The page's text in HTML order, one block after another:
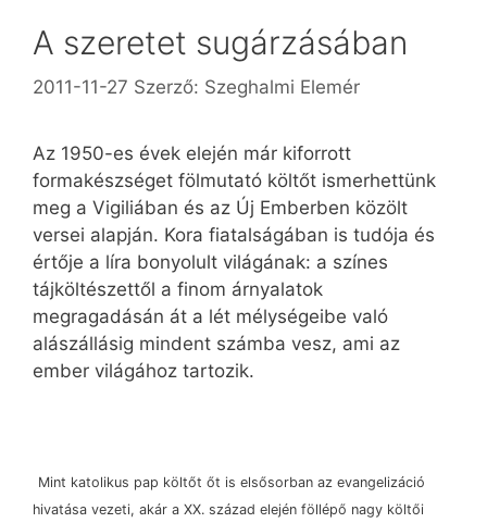
A szeretet sugárzásában
2011-11-27 Szerző: Szeghalmi Elemér
Az 1950-es évek elején már kiforrott
formakészséget fölmutató költőt ismerhettünk
meg a Vigiliában és az Új Emberben közölt
versei alapján. Kora fiatalságában is tudója és
értője a líra bonyolult világának: a színes
tájköltészettől a finom árnyalatok
megragadásán át a lét mélységeibe való
alászállásig mindent számba vesz, ami az
ember világához tartozik.
Mint katolikus pap költőt őt is elsősorban az evangelizáció
hivatása vezeti, akár a XX. század elején föllépő nagy költői